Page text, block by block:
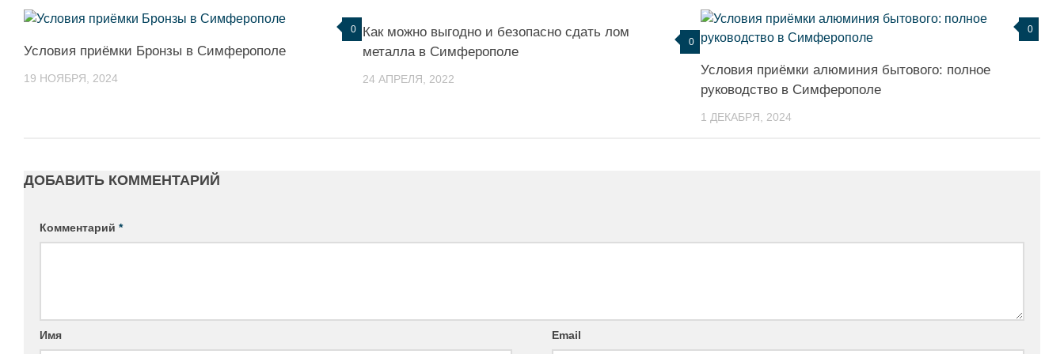
0
Условия приёмки Бронзы в Симферополе
19 НОЯБРЯ, 2024
0
Как можно выгодно и безопасно сдать лом
металла в Симферополе
24 АПРЕЛЯ, 2022
0
Условия приёмки алюминия бытового: полное
руководство в Симферополе
1 ДЕКАБРЯ, 2024
ДОБАВИТЬ КОММЕНТАРИЙ
Комментарий *
Имя Email